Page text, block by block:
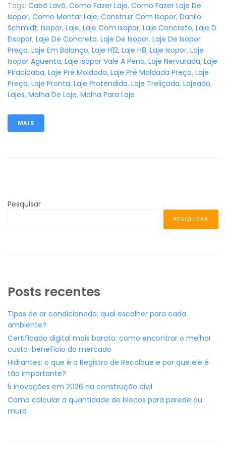
Tags: Cabô Lavô, Como Fazer Laje, Como Fazer Laje De
Isopor, Como Montar Laje, Construir Com Isopor, Danilo
Schmidt, Isopor, Laje, Laje Com Isopor, Laje Concreto, Laje D
Eisopor, Laje De Concreto, Laje De Isopor, Laje De Isopor
Preço, Laje Em Balanço, Laje H12, Laje H8, Laje Isopor, Laje
Isopor Aguenta, Laje Isopor Vale A Pena, Laje Nervurada, Laje
Piracicaba, Laje Pré Moldada, Laje Pré Moldada Preço, Laje
Preço, Laje Pronta, Laje Protendida, Laje Treliçada, Lajeado,
Lajes, Malha De Laje, Malha Para Laje
MAIS
Pesquisar
PESQUISAR
Posts recentes
Tipos de ar condicionado: qual escolher para cada
ambiente?
Certificado digital mais barato: como encontrar o melhor
custo-benefício do mercado
Hidrantes: o que é o Registro de Recalque e por que ele é
tão importante?
5 inovações em 2026 na construção civil
Como calcular a quantidade de blocos para parede ou
muro